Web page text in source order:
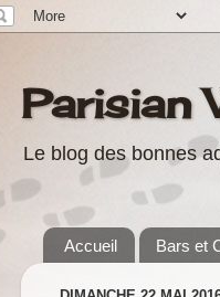
Parisian
Le blog des bonnes
Accueil Bars et